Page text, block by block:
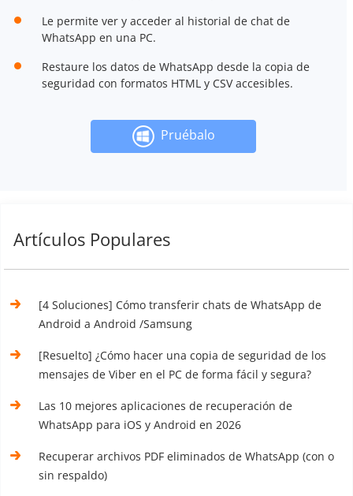
Le permite ver y acceder al historial de chat de
WhatsApp en una PC.
Restaure los datos de WhatsApp desde la copia de
seguridad con formatos HTML y CSV accesibles.
Pruébalo
Artículos Populares
[4 Soluciones] Cómo transferir chats de WhatsApp de
Android a Android /Samsung
[Resuelto] ¿Cómo hacer una copia de seguridad de los
mensajes de Viber en el PC de forma fácil y segura?
Las 10 mejores aplicaciones de recuperación de
WhatsApp para iOS y Android en 2026
Recuperar archivos PDF eliminados de WhatsApp (con o
sin respaldo)